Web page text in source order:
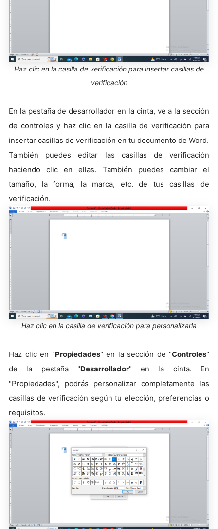
Haz clic en la casilla de verificación para insertar casillas de
verificación
En la pestaña de desarrollador en la cinta, ve a la sección
de controles y haz clic en la casilla de verificación para
insertar casillas de verificación en tu documento de Word.
También puedes editar las casillas de verificación
haciendo clic en ellas. También puedes cambiar el
tamaño, la forma, la marca, etc. de tus casillas de
verificación.
Haz clic en la casilla de verificación para personalizarla
Haz clic en "Propiedades" en la sección de "Controles"
de la pestaña "Desarrollador" en la cinta. En
"Propiedades", podrás personalizar completamente las
casillas de verificación según tu elección, preferencias o
requisitos.